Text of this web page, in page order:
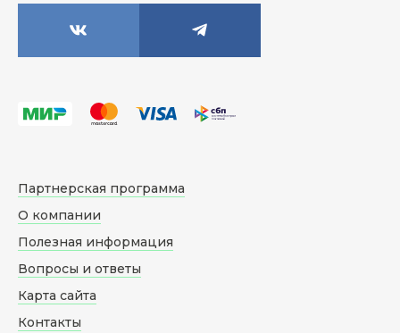
Партнерская программа
О компании
Полезная информация
Вопросы и ответы
Карта сайта
Контакты